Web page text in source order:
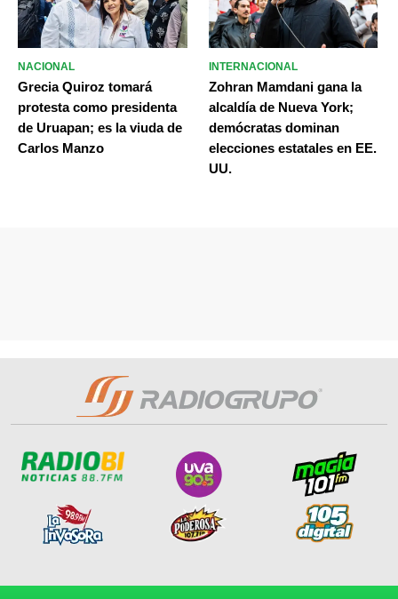
NACIONAL
Grecia Quiroz tomará
protesta como presidenta
de Uruapan; es la viuda de
Carlos Manzo
INTERNACIONAL
Zohran Mamdani gana la
alcaldía de Nueva York;
demócratas dominan
elecciones estatales en EE.
UU.